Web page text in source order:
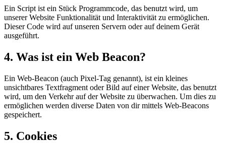
Ein Script ist ein Stück Programmcode, das benutzt wird, um
unserer Website Funktionalität und Interaktivität zu ermöglichen.
Dieser Code wird auf unseren Servern oder auf deinem Gerät
ausgeführt.
4. Was ist ein Web Beacon?
Ein Web-Beacon (auch Pixel-Tag genannt), ist ein kleines
unsichtbares Textfragment oder Bild auf einer Website, das benutzt
wird, um den Verkehr auf der Website zu überwachen. Um dies zu
ermöglichen werden diverse Daten von dir mittels Web-Beacons
gespeichert.
5. Cookies